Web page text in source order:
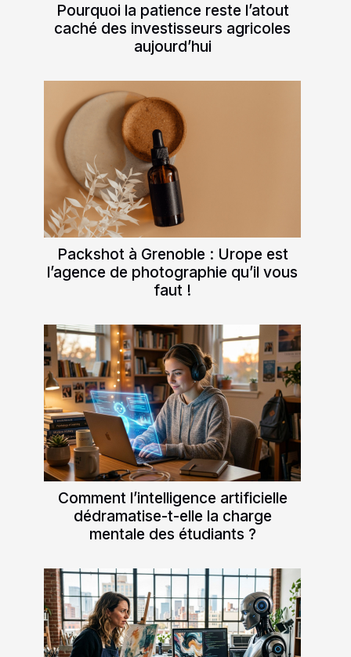
Pourquoi la patience reste l’atout
caché des investisseurs agricoles
aujourd’hui
Packshot à Grenoble : Urope est
l’agence de photographie qu’il vous
faut !
Comment l’intelligence artificielle
dédramatise-t-elle la charge
mentale des étudiants ?